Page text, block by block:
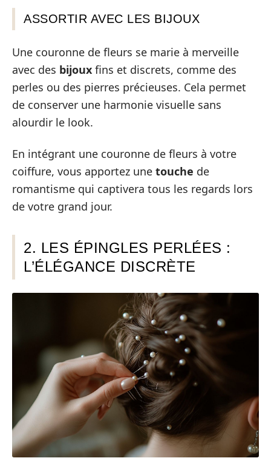
ASSORTIR AVEC LES BIJOUX
Une couronne de fleurs se marie à merveille
avec des bijoux fins et discrets, comme des
perles ou des pierres précieuses. Cela permet
de conserver une harmonie visuelle sans
alourdir le look.
En intégrant une couronne de fleurs à votre
coiffure, vous apportez une touche de
romantisme qui captivera tous les regards lors
de votre grand jour.
2. LES ÉPINGLES PERLÉES :
L’ÉLÉGANCE DISCRÈTE